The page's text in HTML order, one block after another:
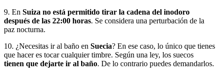
9. En Suiza no está permitido tirar la cadena del inodoro
después de las 22:00 horas. Se considera una perturbación de la
paz nocturna.
10. ¿Necesitas ir al baño en Suecia? En ese caso, lo único que tienes
que hacer es tocar cualquier timbre. Según una ley, los suecos
tienen que dejarte ir al baño. De lo contrario puedes demandarlos.